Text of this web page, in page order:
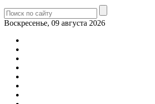
Воскресенье, 09 августа 2026